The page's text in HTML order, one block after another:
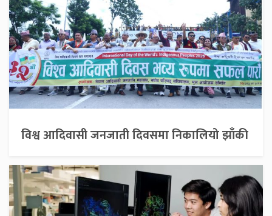
विश्व आदिवासी जनजाती दिवसमा निकालियो झाँकी